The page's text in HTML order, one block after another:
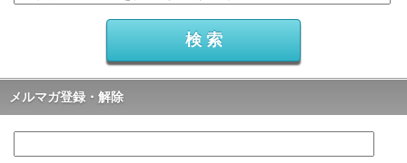
メルマガ登録・解除